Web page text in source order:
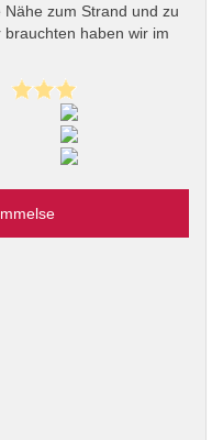
zum Strand und zu
haben wir im